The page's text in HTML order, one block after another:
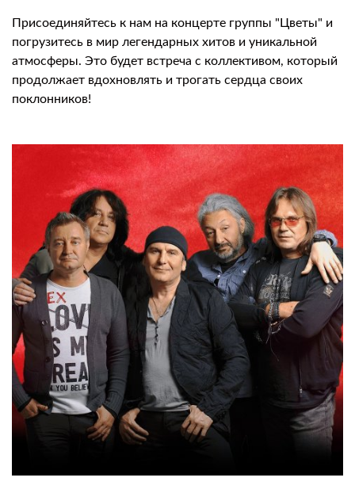
Присоединяйтесь к нам на концерте группы "Цветы" и
погрузитесь в мир легендарных хитов и уникальной
атмосферы. Это будет встреча с коллективом, который
продолжает вдохновлять и трогать сердца своих
поклонников!